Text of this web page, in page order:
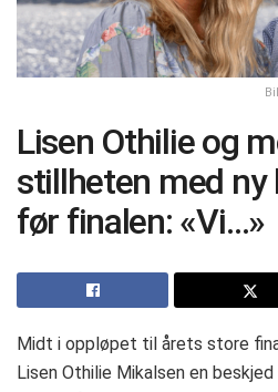
Lisen Othilie og
stillheten med
før finalen: «Vi…»
Midt i oppløpet til årets store
Lisen Othilie Mikalsen en